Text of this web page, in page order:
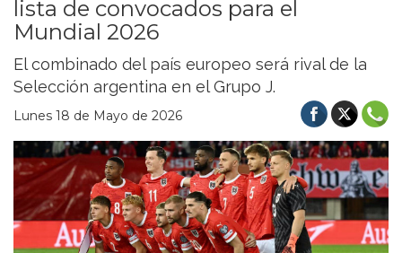
lista de convocados para el
Mundial 2026
El combinado del país europeo será rival de la
Selección argentina en el Grupo J.
Lunes 18 de Mayo de 2026